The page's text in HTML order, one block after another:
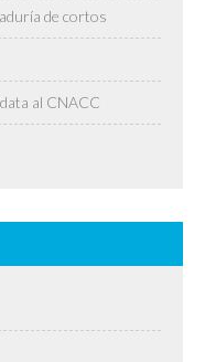
de cortos
al CNACC